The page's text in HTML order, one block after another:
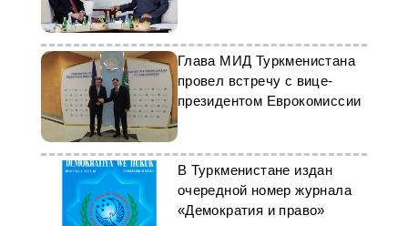
Глава МИД Туркменистана
провел встречу с вице-
президентом Еврокомиссии
В Туркменистане издан
очередной номер журнала
«Демократия и право»